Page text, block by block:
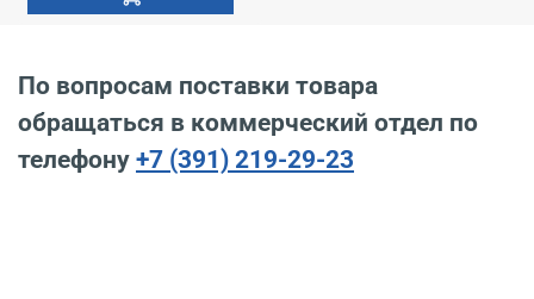
По вопросам поставки товара
обращаться в коммерческий отдел по
телефону +7 (391) 219-29-23